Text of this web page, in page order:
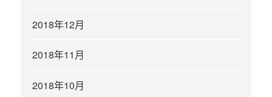
2018年12月
2018年11月
2018年10月